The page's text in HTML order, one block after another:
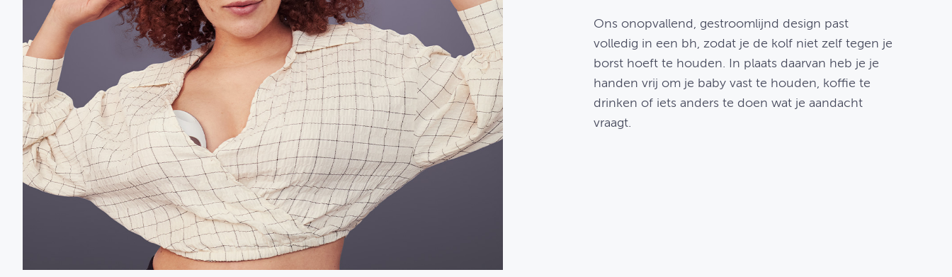
Ons onopvallend, gestroomlijnd design past
volledig in een bh, zodat je de kolf niet zelf tegen je
borst hoeft te houden. In plaats daarvan heb je je
handen vrij om je baby vast te houden, koffie te
drinken of iets anders te doen wat je aandacht
vraagt.